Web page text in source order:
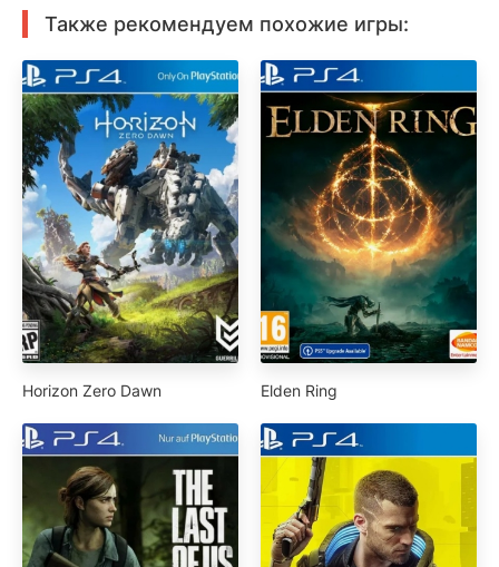
Также рекомендуем похожие игры:
Horizon Zero Dawn Elden Ring